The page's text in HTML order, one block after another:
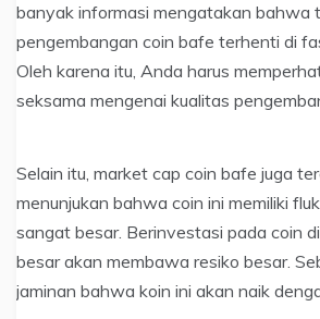
banyak informasi mengatakan bahwa
pengembangan coin bafe terhenti di
Oleh karena itu, Anda harus
seksama mengenai kualitas
Selain itu, market cap coin bafe juga
menunjukan bahwa coin ini memiliki
sangat besar. Berinvestasi pada coin
besar akan membawa resiko besar.
jaminan bahwa koin ini akan naik